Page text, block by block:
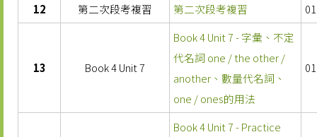
12 第二次段考複習 第二次段考複習
13 Book 4 Unit 7
Book 4 Unit 7 - 字彙、不定
代名詞 one / the other /
another、數量代名詞、
one / ones的用法
Book 4 Unit 7 - Practice